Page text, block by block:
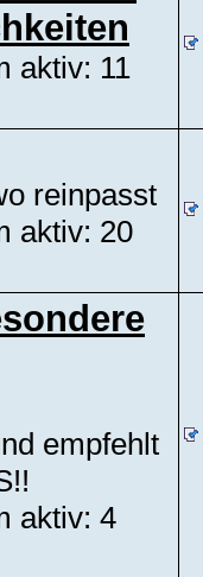
aktiv: 11
reinpasst
aktiv: 20
empfehlt
aktiv: 4